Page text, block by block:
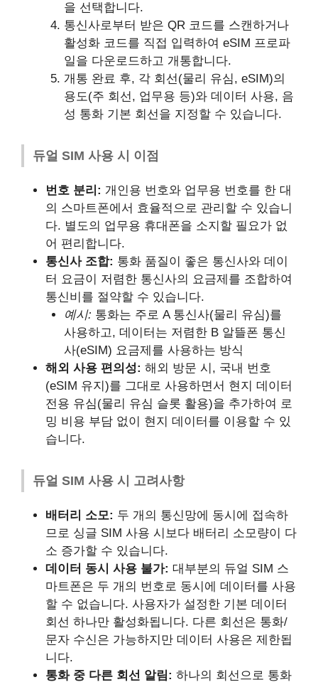
을 선택합니다.
통신사로부터 받은 QR 코드를 스캔하거나
활성화 코드를 직접 입력하여 eSIM 프로파
일을 다운로드하고 개통합니다.
개통 완료 후, 각 회선(물리 유심, eSIM)의
용도(주 회선, 업무용 등)와 데이터 사용, 음
성 통화 기본 회선을 지정할 수 있습니다.
듀얼 SIM 사용 시 이점
번호 분리: 개인용 번호와 업무용 번호를 한 대
의 스마트폰에서 효율적으로 관리할 수 있습니
다. 별도의 업무용 휴대폰을 소지할 필요가 없
어 편리합니다.
통신사 조합: 통화 품질이 좋은 통신사와 데이
터 요금이 저렴한 통신사의 요금제를 조합하여
통신비를 절약할 수 있습니다.
예시: 통화는 주로 A 통신사(물리 유심)를
사용하고, 데이터는 저렴한 B 알뜰폰 통신
사(eSIM) 요금제를 사용하는 방식
해외 사용 편의성: 해외 방문 시, 국내 번호
(eSIM 유지)를 그대로 사용하면서 현지 데이터
전용 유심(물리 유심 슬롯 활용)을 추가하여 로
밍 비용 부담 없이 현지 데이터를 이용할 수 있
습니다.
듀얼 SIM 사용 시 고려사항
배터리 소모: 두 개의 통신망에 동시에 접속하
므로 싱글 SIM 사용 시보다 배터리 소모량이 다
소 증가할 수 있습니다.
데이터 동시 사용 불가: 대부분의 듀얼 SIM 스
마트폰은 두 개의 번호로 동시에 데이터를 사용
할 수 없습니다. 사용자가 설정한 기본 데이터
회선 하나만 활성화됩니다. 다른 회선은 통화/
문자 수신은 가능하지만 데이터 사용은 제한됩
니다.
통화 중 다른 회선 알림: 하나의 회선으로 통화